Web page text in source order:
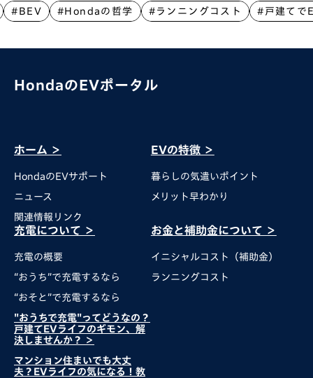
#BEV #Hondaの哲学 #ランニングコスト #戸建てで
HondaのEVポータル
ホーム ＞
HondaのEVサポート
ニュース
関連情報リンク
EVの特徴 ＞
暮らしの気遣いポイント
メリット早わかり
充電について ＞
充電の概要
“おうち”で充電するなら
“おそと”で充電するなら
"おうちで充電"ってどうなの？
戸建てEVライフのギモン、解
決しませんか？ ＞
マンション住まいでも大丈
夫？EVライフの気になる！教
お金と補助金について​ ＞
イニシャルコスト（補助金）​
ランニングコスト